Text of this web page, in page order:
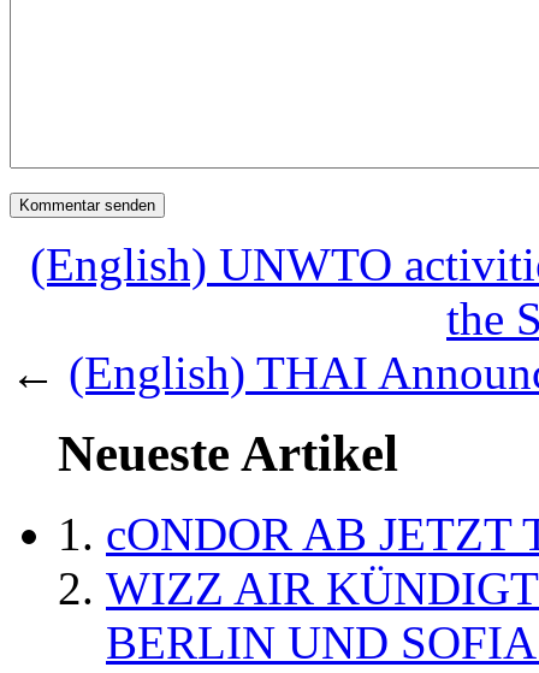
(English) UNWTO
the
← (English) THAI
Neueste Artikel
cONDOR AB
WIZZ AIR
BERLIN UND